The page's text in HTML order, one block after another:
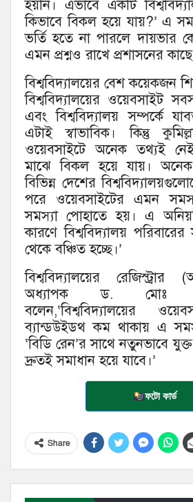
হয়নি। এভাবে একটি
কিভাবে বিকল হয়ে যায়?’ এ
ভর্তি হতে না পারলে দায়ভার কে
এমন প্রশ্নও রাখে প্রশাসনের
বিশ্ববিদ্যালয়ের বেশ কয়েকজন
বিশ্ববিদ্যালয়ের ওয়েবসাইট
এবং বিশ্ববিদ্যালয় সম্পর্কে
এটাই স্বাভাবিক। কিন্তু
ওয়েবসাইটে অনেক তথ্যই
মাঝে বিকল হয়ে যায়। অনেক
বিভিন্ন দেশের
পরে ওয়েবসাইটের এমন
সমস্যা পোহাতে হয়। এ
কারণে বিশ্ববিদ্যালয়
থেকে বঞ্চিত হচ্ছে।’
বিশ্ববিদ্যালয়ের রেজিস্ট্রার
অধ্যাপক ড. মোঃ
বলেন,‘বিশ্ববিদ্যালয়ের
ব্যান্ডউইডথ কম থাকায় এ
‘বিডি রেন’র সাথে নতুনভাবে
দ্রুতই সমাধান হয়ে যাবে।’
ফটো কার্ড
Share